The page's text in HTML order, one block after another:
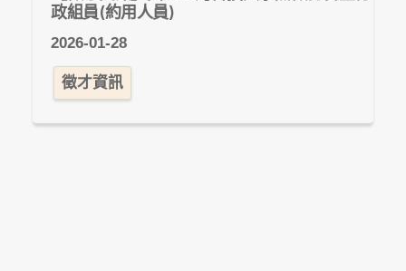
2026-01-28